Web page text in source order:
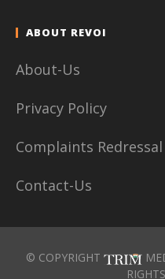
ABOUT REVOI
About-Us
Privacy Policy
Complaints Redressal
Contact-Us
© COPYRIGHT